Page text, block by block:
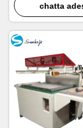
plastiche per
chatta